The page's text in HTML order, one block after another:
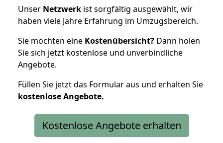
Unser Netzwerk ist sorgfältig ausgewählt, wir
haben viele Jahre Erfahrung im Umzugsbereich.
Sie möchten eine Kostenübersicht? Dann holen
Sie sich jetzt kostenlose und unverbindliche
Angebote.
Füllen Sie jetzt das Formular aus und erhalten Sie
kostenloseAngebote.
Kostenlose Angebote erhalten